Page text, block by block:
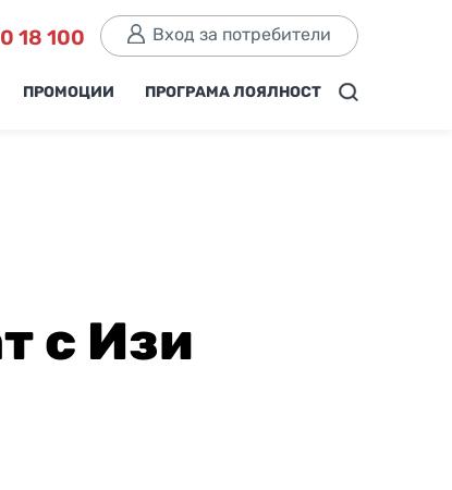
18 100 Вход за потребители
ПРОМОЦИИ ПРОГРАМА ЛОЯЛНОСТ
с Изи